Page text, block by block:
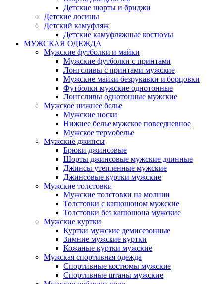
Детские шорты и бриджи
Детские лосины
Детский камуфляж
Детские камуфляжные костюмы
МУЖСКАЯ ОДЕЖДА
Мужские футболки и майки
Мужские футболки с принтами
Лонгсливы с принтами мужские
Мужские майки безрукавки и борцовки
Футболки мужские однотонные
Лонгсливы однотонные мужские
Мужское нижнее белье
Мужские носки
Нижнее белье мужское повседневное
Мужское термобелье
Мужские джинсы
Брюки джинсовые
Шорты джинсовые мужские длинные
Джинсы утепленные мужские
Джинсовые куртки мужские
Мужские толстовки
Мужские толстовки на молнии
Толстовки с капюшоном мужские
Толстовки без капюшона мужские
Мужские куртки
Куртки мужские демисезонные
Зимние мужские куртки
Кожаные куртки мужские
Мужская спортивная одежда
Спортивные костюмы мужские
Спортивные штаны мужские